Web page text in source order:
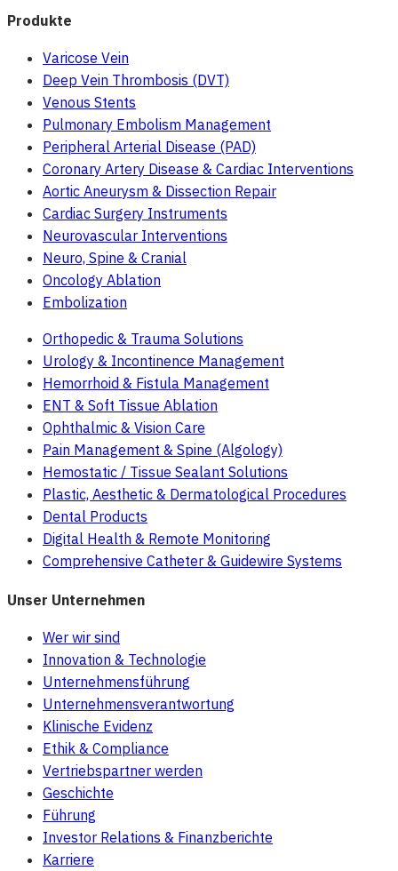
Produkte
Varicose Vein
Deep Vein Thrombosis (DVT)
Venous Stents
Pulmonary Embolism Management
Peripheral Arterial Disease (PAD)
Coronary Artery Disease & Cardiac Interventions
Aortic Aneurysm & Dissection Repair
Cardiac Surgery Instruments
Neurovascular Interventions
Neuro, Spine & Cranial
Oncology Ablation
Embolization
Orthopedic & Trauma Solutions
Urology & Incontinence Management
Hemorrhoid & Fistula Management
ENT & Soft Tissue Ablation
Ophthalmic & Vision Care
Pain Management & Spine (Algology)
Hemostatic / Tissue Sealant Solutions
Plastic, Aesthetic & Dermatological Procedures
Dental Products
Digital Health & Remote Monitoring
Comprehensive Catheter & Guidewire Systems
Unser Unternehmen
Wer wir sind
Innovation & Technologie
Unternehmensführung
Unternehmensverantwortung
Klinische Evidenz
Ethik & Compliance
Vertriebspartner werden
Geschichte
Führung
Investor Relations & Finanzberichte
Karriere